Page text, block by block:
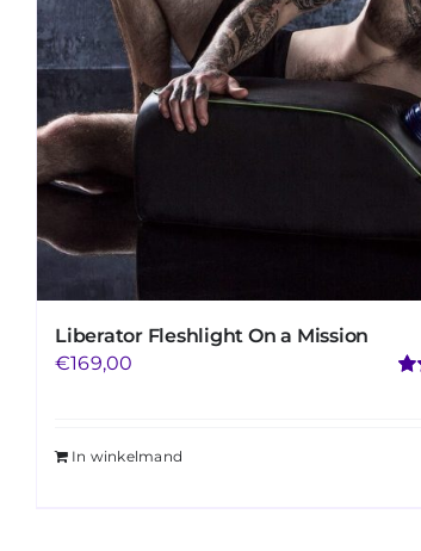
Liberator Fleshlight On a Mission
€169,00
In winkelmand